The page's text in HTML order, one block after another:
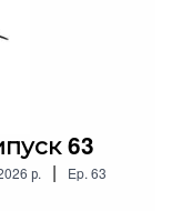
63
р. | Ep. 63